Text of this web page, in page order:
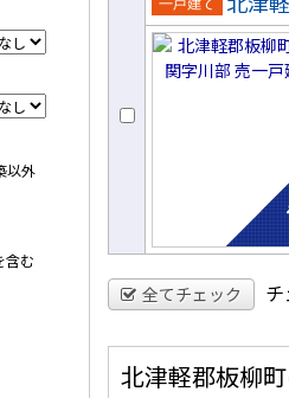
以外
含む
売一戸建
て
全てチェック
北津軽郡板柳